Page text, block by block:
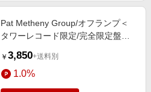
Pat Metheny Group/オフランプ＜
タワーレコード限定/完全限定盤＞
￥ 3,850+送料別
1.0%